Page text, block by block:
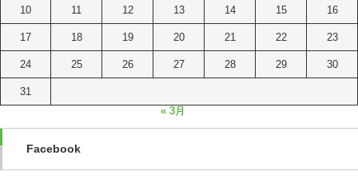
10 11 12 13 14 15 16
17 18 19 20 21 22 23
24 25 26 27 28 29 30
31
« 3月
Facebook